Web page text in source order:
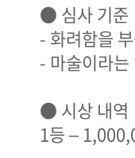
● 심사 기준
- 화려함을
- 마술이라
● 시상 내역
1등 –